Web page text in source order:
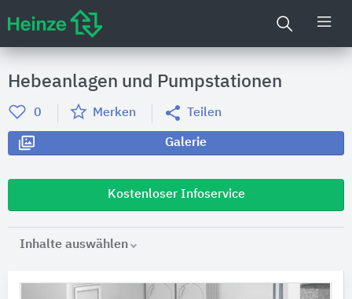
Hebeanlagen und Pumpstationen
0 Merken Teilen
Galerie
Kostenloser Infoservice
Inhalte auswählen